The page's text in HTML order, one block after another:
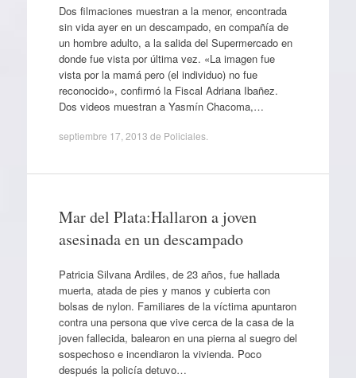
Dos filmaciones muestran a la menor, encontrada
sin vida ayer en un descampado, en compañía de
un hombre adulto, a la salida del Supermercado en
donde fue vista por última vez. «La imagen fue
vista por la mamá pero (el individuo) no fue
reconocido», confirmó la Fiscal Adriana Ibañez.
Dos videos muestran a Yasmín Chacoma,…
septiembre 17, 2013 de Policiales.
Mar del Plata:Hallaron a joven
asesinada en un descampado
Patricia Silvana Ardiles, de 23 años, fue hallada
muerta, atada de pies y manos y cubierta con
bolsas de nylon. Familiares de la víctima apuntaron
contra una persona que vive cerca de la casa de la
joven fallecida, balearon en una pierna al suegro del
sospechoso e incendiaron la vivienda. Poco
después la policía detuvo…